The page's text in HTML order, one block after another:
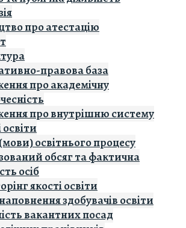
про атестацію
правова база
про академічну
про внутрішню систему
освіти
освітнього процесу
обсяг та фактична
осіб
якості освіти
здобувачів освіти
вакантних посад